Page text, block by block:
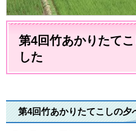
タ
ム
検
索
本
第4回竹あかりたて
した
第4回竹あかりたてこしの夕